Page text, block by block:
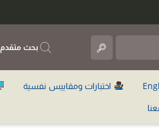
بحث متقدم
اختبارات ومقاييس نفسية